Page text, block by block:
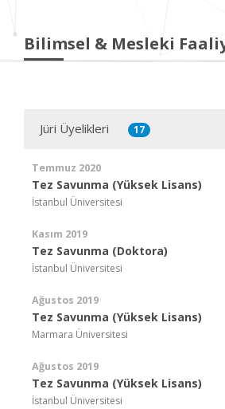
Bilimsel & Mesleki
Jüri Üyelikleri 17
Temmuz 2020
Tez Savunma (Yüksek Lisans)
İstanbul Üniversitesi
Kasım 2019
Tez Savunma (Doktora)
İstanbul Üniversitesi
Ağustos 2019
Tez Savunma (Yüksek Lisans)
Marmara Üniversitesi
Ağustos 2019
Tez Savunma (Yüksek Lisans)
İstanbul Üniversitesi